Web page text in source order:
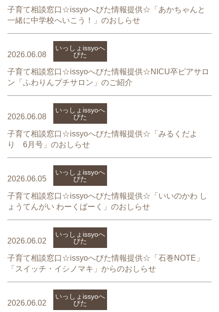
子育て相談窓口☆issyoへびた情報提供☆「あかちゃんと
一緒に中学校へいこう！」のおしらせ
2026.06.08
いっしょissyoへ
びた
子育て相談窓口☆issyoへびた情報提供☆NICU卒ピアサロ
ン「ふわりんプチサロン」のご紹介
2026.06.08
いっしょissyoへ
びた
子育て相談窓口☆issyoへびた情報提供☆「みるくだよ
り 6月号」のおしらせ
2026.06.05
いっしょissyoへ
びた
子育て相談窓口☆issyoへびた情報提供☆「いいのかわ し
ょうてんがい わーくぱーく」のおしらせ
2026.06.02
いっしょissyoへ
びた
子育て相談窓口☆issyoへびた情報提供☆「石巻NOTE」
「スイッチ・イシノマキ」からのおしらせ
2026.06.02
いっしょissyoへ
びた